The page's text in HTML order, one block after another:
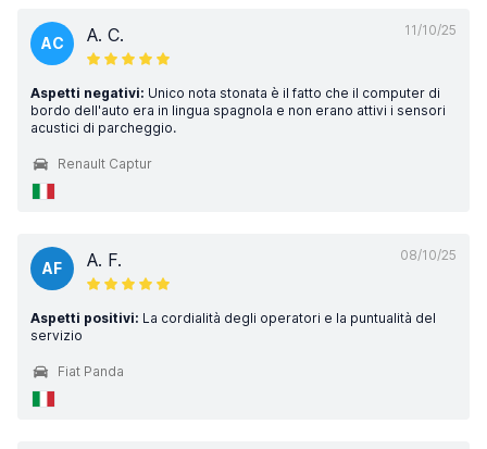
11/10/25
AC A. C.
Aspetti negativi: Unico nota stonata è il fatto che il computer di
bordo dell'auto era in lingua spagnola e non erano attivi i sensori
acustici di parcheggio.
Renault Captur
08/10/25
AF A. F.
Aspetti positivi: La cordialità degli operatori e la puntualità del
servizio
Fiat Panda